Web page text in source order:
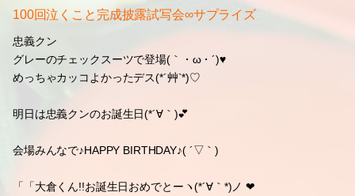
100回泣くこと完成披露試写会∞サプライズ
忠義クン
グレーのチェックスーツで登場(｀・ω・´)♥
めっちゃカッコよかったデス(*´艸`*)♡
明日は忠義クンのお誕生日(*´∀｀)💕
会場みんなで♪HAPPY BIRTHDAY♪( ´▽｀)
「「大倉くん!!お誕生日おめでとーヽ(*´∀｀*)ノ ❤